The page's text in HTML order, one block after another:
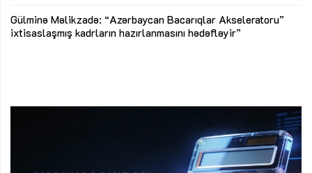
Gülminə Məlikzadə: “Azərbaycan Bacarıqlar Akseleratoru”
ixtisaslaşmış kadrların hazırlanmasını hədəfləyir”